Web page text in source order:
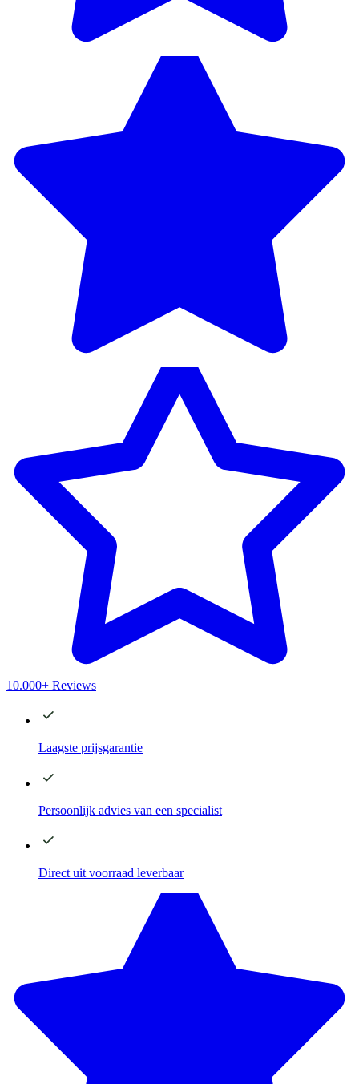
10.000+ Reviews
Laagste prijsgarantie
Persoonlijk advies van een specialist
Direct uit voorraad leverbaar